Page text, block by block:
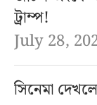
ট্রাম্প!
July 28,
সিনেমা